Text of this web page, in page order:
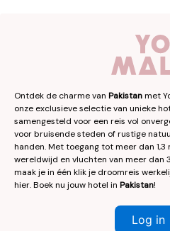
Ontdek de charme van Pakistanmet
onze exclusieve selectie van unieke
samengesteld voor een reis vol
voor bruisende steden of rustige
handen. Met toegang tot meer dan
wereldwijd en vluchten van meer
maak je in één klik je droomreis
hier. Boek nu jouw hotel in Pakistan!
Log in